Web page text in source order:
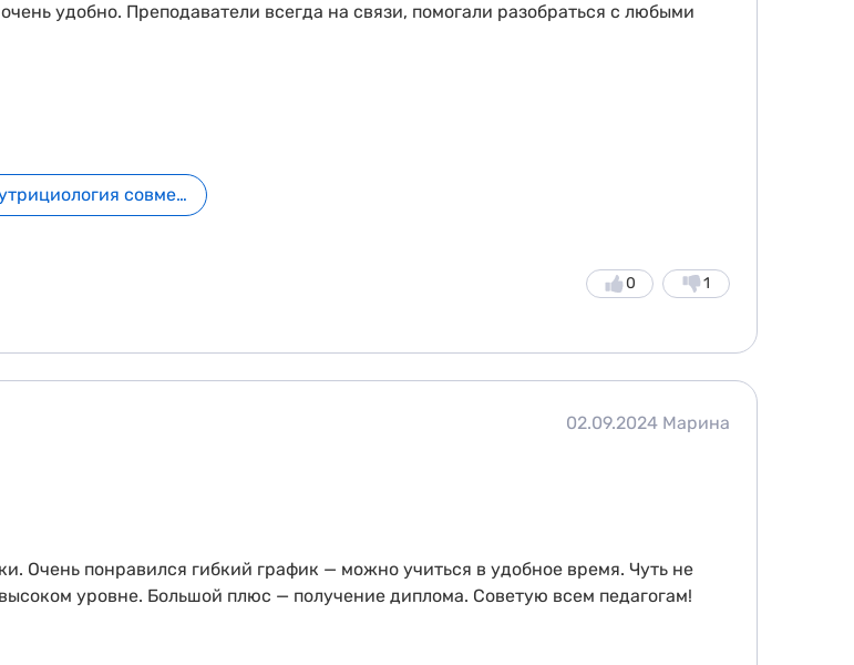
удобно. Преподаватели всегда на связи, помогали разобраться с любыми
Семейная нутрициология совместно с МГМУ им. И. М. Сеченова
1
0
02.09.2024 Марина
Очень понравился гибкий график — можно учиться в удобное время. Чуть не
уровне. Большой плюс — получение диплома. Советую всем педагогам!